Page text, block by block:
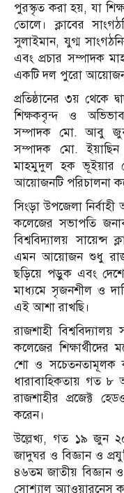
পুরস্কৃত করা হয়, যা
তোলে। ক্লাবের
সুলাইমান, যুগ্ম
এবং প্রচার সম্পাদক
একটি দল পুরো
প্রতিষ্ঠানের ৩য় থেকে
শিক্ষকবৃন্দ ও
সম্পাদক মো. আবু
সম্পাদক মো.
মাহমুদুল হক ভূইয়ার
আয়োজনটি পরিচালনা
সিংড়া উপজেলা
কলেজের সভাপতি
বিশ্ববিদ্যালয় সায়েন্স
এমন আয়োজন শুধু
ছড়িয়ে পড়ুক এবং দেশের
মাধ্যমে সৃজনশীল ও
এই আশা রাখছি।
রাজশাহী বিশ্ববিদ্যালয়
কলেজের শিক্ষার্থীদের
শো ও সচেতনতামূলক
ধারাবাহিকতায় গত ৮
রাজশাহীর প্রজেক্ট
করেন।
উল্লেখ্য, গত ১৯ জুন
জাদুঘর ও বিজ্ঞান ও
৪৬তম জাতীয় বিজ্ঞান ও
সোশ্যাল অ্যাওয়ারনেস